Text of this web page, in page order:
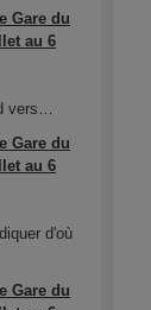
Gare du
au 6
vers…
Gare du
au 6
d'où
Gare du